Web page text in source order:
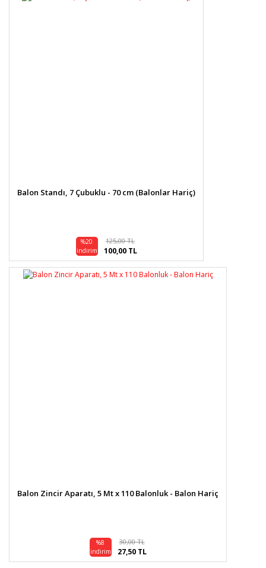
Balon Standı, 7 Çubuklu - 70 cm (Balonlar Hariç)
%20
indirim
125,00 TL
100,00 TL
Balon Zincir Aparatı, 5 Mt x 110 Balonluk - Balon Hariç
%8
indirim
30,00 TL
27,50 TL